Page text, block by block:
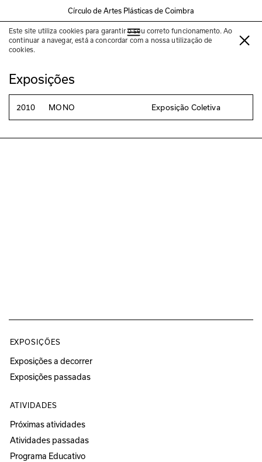
Círculo de Artes Plásticas de Coimbra
Este site utiliza cookies para garantir o seu correto funcionamento. Ao
continuar a navegar, está a concordar com a nossa utilização de
cookies.
Fernando Ribeiro
Exposições
2010 MONO Exposição Coletiva
EXPOSIÇÕES
Exposições a decorrer
Exposições passadas
ATIVIDADES
Próximas atividades
Atividades passadas
Programa Educativo